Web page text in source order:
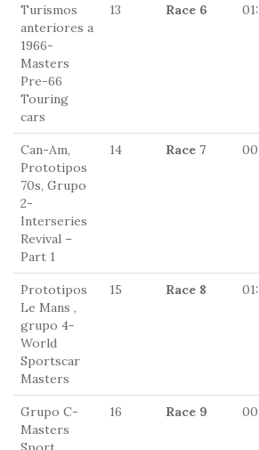
Turismos
anteriores a
1966-
Masters
Pre-66
Touring
cars
13 Race 6
Can-Am,
Prototipos
70s, Grupo
2-
Interseries
Revival –
Part 1
14 Race 7
Prototipos
Le Mans ,
grupo 4-
World
Sportscar
Masters
15 Race 8
Grupo C-
Masters
16 Race 9